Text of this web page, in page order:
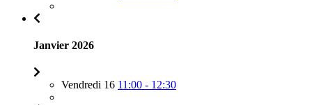
Janvier 2026
Vendredi 16 11:00 - 12:30